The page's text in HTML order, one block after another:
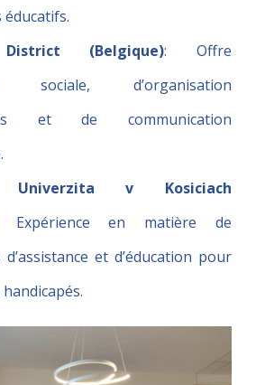
(Belgique): Offre
sociale, d’organisation
et de communication
Univerzita v Kosiciach
Expérience en matière de
et d’éducation pour